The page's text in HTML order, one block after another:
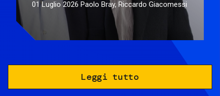
01 Luglio 2026 Paolo Bray, Riccardo Giacomessi
Leggi tutto